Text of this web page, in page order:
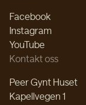
Facebook
Instagram
YouTube
Kontakt oss
Peer Gynt Huset
Kapellvegen 1